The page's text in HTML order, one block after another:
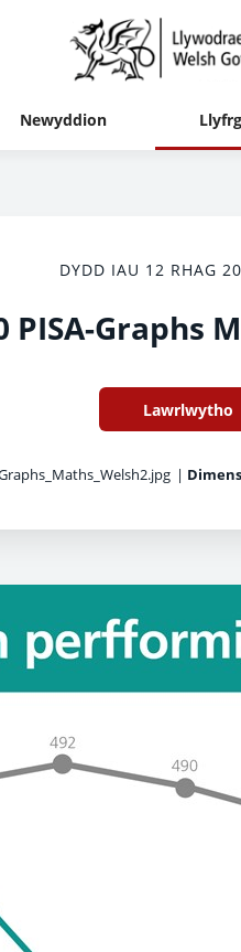
Newyddion
DYDD IAU 12 RHAG
PISA-Graphs
Lawrlwytho
|